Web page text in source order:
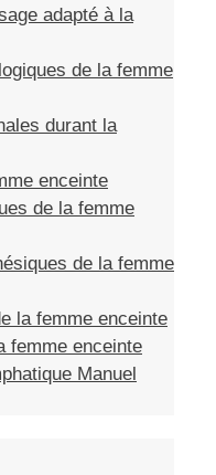
adapté à la
de la femme
durant la
enceinte
de la femme
de la femme
la femme enceinte
femme enceinte
Manuel